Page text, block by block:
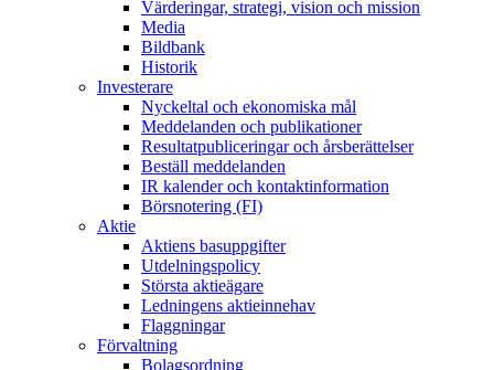
Värderingar, strategi, vision och mission
Media
Bildbank
Historik
Investerare
Nyckeltal och ekonomiska mål
Meddelanden och publikationer
Resultatpubliceringar och årsberättelser
Beställ meddelanden
IR kalender och kontaktinformation
Börsnotering (FI)
Aktie
Aktiens basuppgifter
Utdelningspolicy
Största aktieägare
Ledningens aktieinnehav
Flaggningar
Förvaltning
Bolagsordning